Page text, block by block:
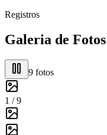
Registros
Galeria de Fotos
9 fotos
1 /9